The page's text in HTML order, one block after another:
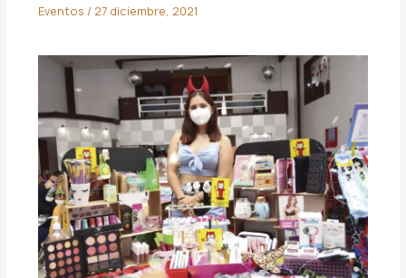
Eventos / 27 diciembre, 2021